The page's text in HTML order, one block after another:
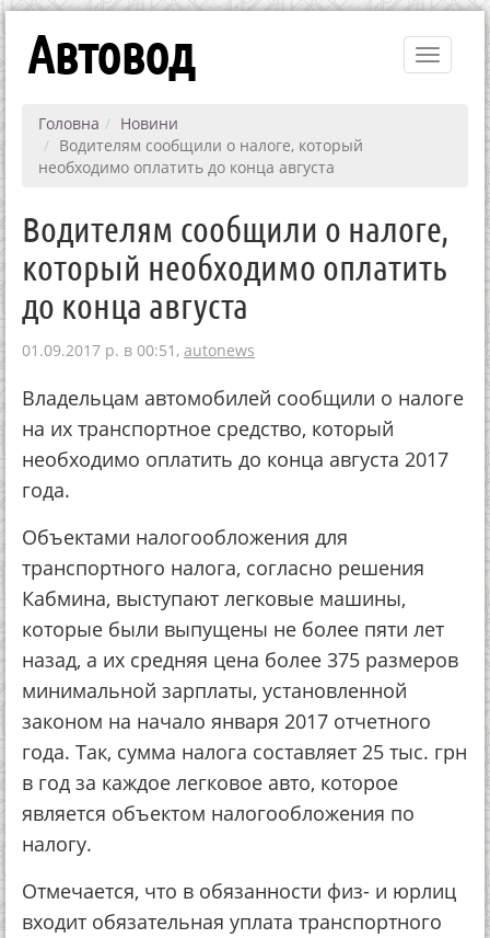
Toggle
Автовод
Головна
Новини
Водителям сообщили о налоге, который
необходимо оплатить до конца августа
Водителям сообщили о налоге,
который необходимо оплатить
до конца августа
01.09.2017 р. в 00:51, autonews
Владельцам автомобилей сообщили о налоге
на их транспортное средство, который
необходимо оплатить до конца августа 2017
года.
Объектами налогообложения для
транспортного налога, согласно решения
Кабмина, выступают легковые машины,
которые были выпущены не более пяти лет
назад, а их средняя цена более 375 размеров
минимальной зарплаты, установленной
законом на начало января 2017 отчетного
года. Так, сумма налога составляет 25 тыс. грн
в год за каждое легковое авто, которое
является объектом налогообложения по
налогу.
Отмечается, что в обязанности физ- и юрлиц
входит обязательная уплата транспортного